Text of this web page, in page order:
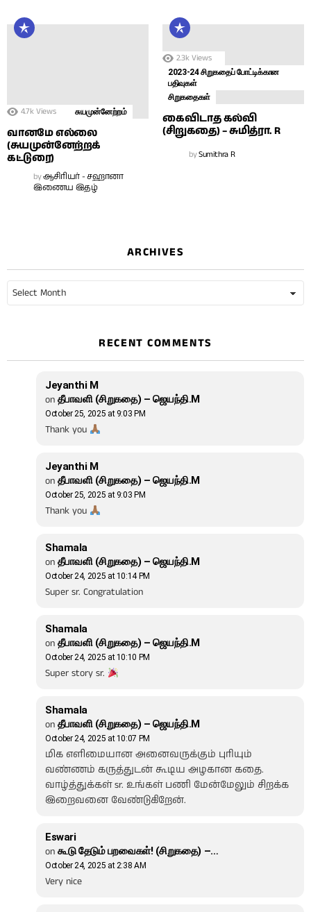
4.7k Views சுயமுன்னேற்றம்
வானமே எல்லை
(சுயமுன்னேற்றக்
கட்டுரை)
byஆசிரியர் - சஹானா
இணைய இதழ்
2.3k Views
2023-24 சிறுகதைப் போட்டிக்கான
பதிவுகள்
சிறுகதைகள்
கைவிடாத கல்வி
(சிறுகதை) – சுமித்ரா. R
bySumithra R
ARCHIVES
RECENT COMMENTS
Jeyanthi M
on தீபாவளி (சிறுகதை) – ஜெயந்தி.M
October 25, 2025 at 9:03 PM
Thank you
Jeyanthi M
on தீபாவளி (சிறுகதை) – ஜெயந்தி.M
October 25, 2025 at 9:03 PM
Thank you
Shamala
on தீபாவளி (சிறுகதை) – ஜெயந்தி.M
October 24, 2025 at 10:14 PM
Super sr. Congratulation
Shamala
on தீபாவளி (சிறுகதை) – ஜெயந்தி.M
October 24, 2025 at 10:10 PM
Super story sr.
Shamala
on தீபாவளி (சிறுகதை) – ஜெயந்தி.M
October 24, 2025 at 10:07 PM
மிக எளிமையான அனைவருக்கும் புரியும்
வண்ணம் கருத்துடன் கூடிய அழகான கதை.
வாழ்த்துக்கள் sr. உங்கள் பணி மேன்மேலும் சிறக்க
இறைவனை வேண்டுகிறேன்.
Eswari
on கூடு தேடும் பறவைகள்! (சிறுகதை) –…
October 24, 2025 at 2:38 AM
Very nice